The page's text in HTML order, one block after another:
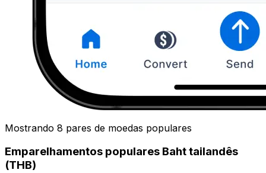
Mostrando 8 pares de moedas populares
Emparelhamentos populares Baht tailandês
(THB)